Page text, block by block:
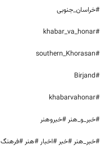
#خراسان_جنوبی
#khabar_va_honar
#southern_Khorasan
#Birjand
#khabarvahonar
#خبر_و_هنر #خبروهنر
#خبر_هنر #خبر #اخبار #هنر #فرهنگ